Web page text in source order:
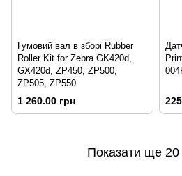
Гумовий вал в зборі Rubber
Roller Kit for Zebra GK420d,
GX420d, ZP450, ZP500,
ZP505, ZP550
1 260.00 грн
Показати ще 20